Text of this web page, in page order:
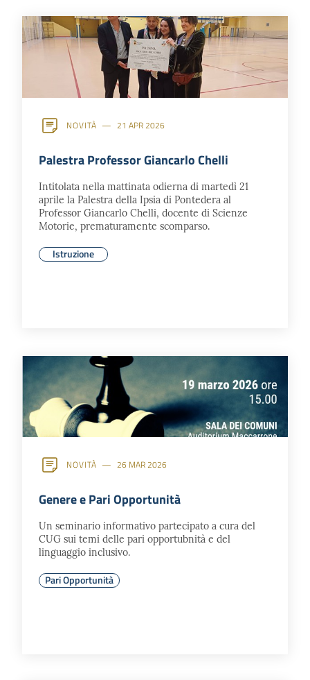
Argomenti
NOVITÀ 21 APR 2026
Palestra Professor Giancarlo Chelli
Intitolata nella mattinata odierna di martedì 21
aprile la Palestra della Ipsia di Pontedera al
Professor Giancarlo Chelli, docente di Scienze
Motorie, prematuramente scomparso.
Istruzione
NOVITÀ 26 MAR 2026
Genere e Pari Opportunità
Un seminario informativo partecipato a cura del
CUG sui temi delle pari opportubnità e del
linguaggio inclusivo.
Pari Opportunità